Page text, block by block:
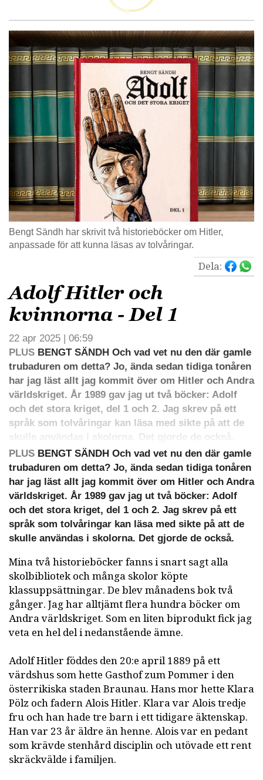
Bengt Sändh har skrivit två historieböcker om Hitler,
anpassade för att kunna läsas av tolvåringar.
Dela:
Adolf Hitler och
kvinnorna - Del 1
22 apr 2025 | 06:59
PLUS BENGT SÄNDH Och vad vet nu den där gamle
trubaduren om detta? Jo, ända sedan tidiga tonåren
har jag läst allt jag kommit över om Hitler och Andra
världskriget. År 1989 gav jag ut två böcker: Adolf
och det stora kriget, del 1 och 2. Jag skrev på ett
språk som tolvåringar kan läsa med sikte på att de
skulle användas i skolorna. Det gjorde de också.
PLUS BENGT SÄNDH Och vad vet nu den där gamle
trubaduren om detta? Jo, ända sedan tidiga tonåren
har jag läst allt jag kommit över om Hitler och Andra
världskriget. År 1989 gav jag ut två böcker: Adolf
och det stora kriget, del 1 och 2. Jag skrev på ett
språk som tolvåringar kan läsa med sikte på att de
skulle användas i skolorna. Det gjorde de också.
Mina två historieböcker fanns i snart sagt alla
skolbibliotek och många skolor köpte
klassuppsättningar. De blev månadens bok två
gånger. Jag har alltjämt flera hundra böcker om
Andra världskriget. Som en liten biprodukt fick jag
veta en hel del i nedanstående ämne.
Adolf Hitler föddes den 20:e april 1889 på ett
värdshus som hette Gasthof zum Pommer i den
österrikiska staden Braunau. Hans mor hette Klara
Pölz och fadern Alois Hitler. Klara var Alois tredje
fru och han hade tre barn i ett tidigare äktenskap.
Han var 23 år äldre än henne. Alois var en pedant
som krävde stenhård disciplin och utövade ett rent
skräckvälde i familjen.